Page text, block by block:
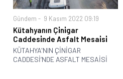
Gündem 9 Kasım 2022 09:19
Kütahyanın Çi̇ni̇gar
Caddesi̇nde Asfalt Mesai̇si̇
KÜTAHYA'NIN ÇİNİGAR
CADDESİ’NDE ASFALT MESAİSİ